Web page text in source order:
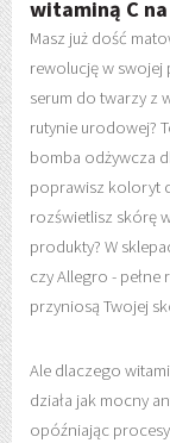
witaminą C
Masz już dość
rewolucję w
serum do twarzy z
rutynie urodowej?
bomba odżywcza
poprawisz koloryt
rozświetlisz skórę
produkty? W
czy Allegro -
przyniosą Twojej
Ale dlaczego
działa jak mocny
opóźniając